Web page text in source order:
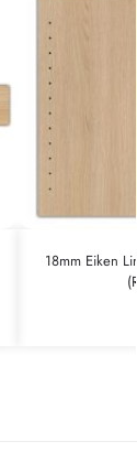
18mm Eiken